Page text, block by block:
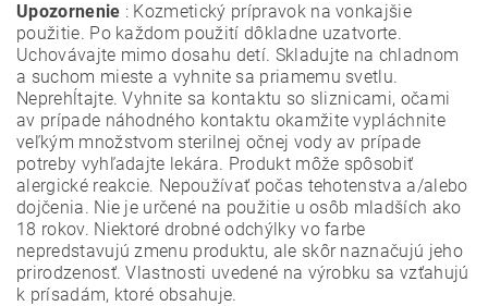
Upozornenie : Kozmetický prípravok na vonkajšie
použitie. Po každom použití dôkladne uzatvorte.
Uchovávajte mimo dosahu detí. Skladujte na chladnom
a suchom mieste a vyhnite sa priamemu svetlu.
Neprehĺtajte. Vyhnite sa kontaktu so sliznicami, očami
av prípade náhodného kontaktu okamžite vypláchnite
veľkým množstvom sterilnej očnej vody av prípade
potreby vyhľadajte lekára. Produkt môže spôsobiť
alergické reakcie. Nepoužívať počas tehotenstva a/alebo
dojčenia. Nie je určené na použitie u osôb mladších ako
18 rokov. Niektoré drobné odchýlky vo farbe
nepredstavujú zmenu produktu, ale skôr naznačujú jeho
prirodzenosť. Vlastnosti uvedené na výrobku sa vzťahujú
k prísadám, ktoré obsahuje.